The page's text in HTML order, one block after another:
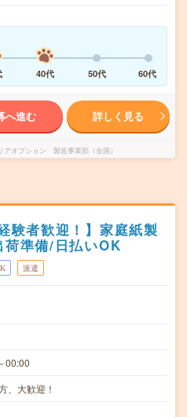
40代 50代 60代
へ進む 詳しく見る
アオプション 製造事業部（全国）
験者歓迎！】家庭紙製
荷準備/日払いOK
派遣
00:00
、大歓迎！